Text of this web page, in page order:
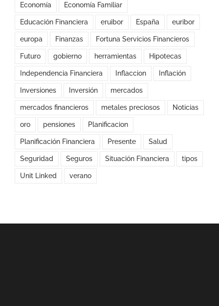
Economía Economía Familiar
Educación Financiera eruibor España euribor
europa Finanzas Fortuna Servicios Financieros
Futuro gobierno herramientas Hipotecas
Independencia Financiera Inflaccion Inflación
Inversiones Inversión mercados
mercados financieros metales preciosos Noticias
oro pensiones Planificacion
Planificación Financiera Presente Salud
Seguridad Seguros Situación Financiera tipos
Unit Linked verano